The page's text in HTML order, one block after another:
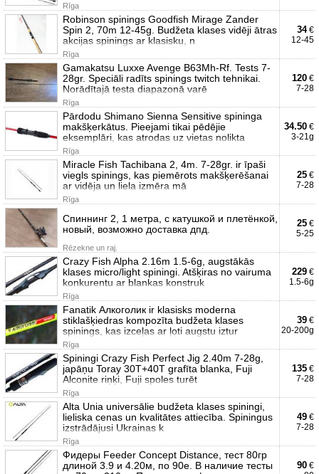
Rīga
Robinson spinings Goodfish Mirage Zander
Spin 2, 70m 12-45g. Budžeta klases vidēji ātras
akcijas spinings ar klasisku, n
Rīga
34€
12-45
Gamakatsu Luxxe Avenge B63Mh-Rf. Tests 7-
28gr. Speciāli radīts spinings twitch tehnikai.
Norādītajā testa diapazonā varē
Rīga
120 €
7-28
Pārdodu Shimano Sienna Sensitive spininga
makšķerkātus. Pieejami tikai pēdējie
eksemplāri, kas atrodas uz vietas nolikta
Rīga
34.50 €
3-21g
Miracle Fish Tachibana 2, 4m. 7-28gr. ir īpaši
viegls spinings, kas piemērots makšķerēšanai
ar vidēja un liela izmēra mā
Rīga
25 €
7-28
Спиннинг 2, 1 метра, с катушкой и плетёнкой,
новый, возможно доставка дпд.
Rēzekne un raj.
25 €
5-25
Crazy Fish Alpha 2.16m 1.5-6g, augstākās
klases micro/light spiningi. Atšķiras no vairuma
konkurentu ar blankas konstruk
Rīga
229 €
1.5-6g
Fanatik Алкоголик ir klasisks moderna
stiklašķiedras kompozīta budžeta klases
spinings, kas izceļas ar ļoti augstu iztur
Rīga
39 €
20-200g
Spiningi Crazy Fish Perfect Jig 2.40m 7-28g,
japāņu Toray 30Т+40Т grafīta blanka, Fuji
Alconite riņķi, Fuji spoles turēt
Rīga
135 €
7-28
Alta Unia universālie budžeta klases spiningi,
lieliska cenas un kvalitātes attiecība. Spiningus
izstrādājusi Ukrainas k
Rīga
49 €
7-28
Фидеры Feeder Concept Distance, тест 80гр
длиной 3.9 и 4.20м, по 90е. В наличие тесты
90 €